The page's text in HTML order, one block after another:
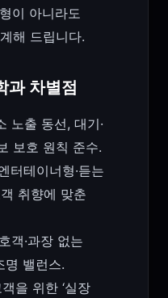
이 아니라도
해 드립니다.
과 차별점
노출 동선, 대기·
보호 원칙 준수.
터테이너형·듣는
취향에 맞춘
객·과장 없는
명 밸런스.
을 위한 ‘실장